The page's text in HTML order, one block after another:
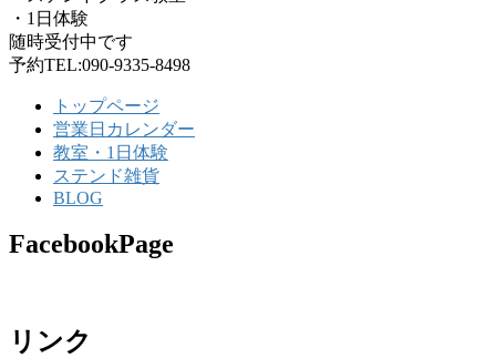
・1日体験
随時受付中です
予約TEL:090-9335-8498
トップページ
営業日カレンダー
教室・1日体験
ステンド雑貨
BLOG
FacebookPage
リンク